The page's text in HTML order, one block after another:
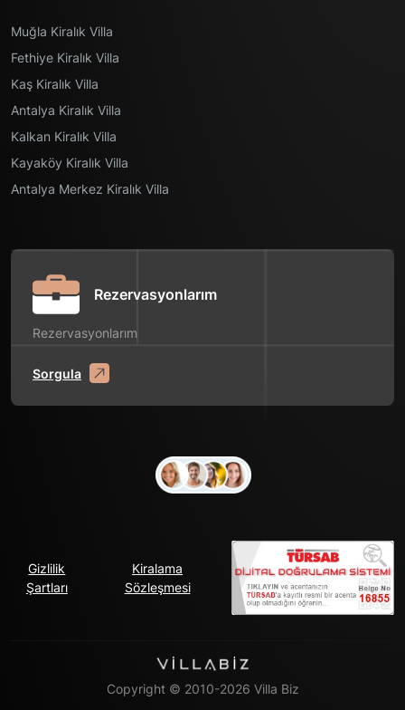
Muğla Kiralık Villa
Fethiye Kiralık Villa
Kaş Kiralık Villa
Antalya Kiralık Villa
Kalkan Kiralık Villa
Kayaköy Kiralık Villa
Antalya Merkez Kiralık Villa
Rezervasyonlarım
Rezervasyonlarım
Sorgula
Gizlilik
Şartları
Kiralama
Sözleşmesi
Copyright © 2010-2026 Villa Biz